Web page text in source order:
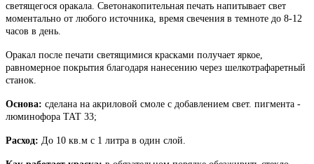
светящегося оракала. Светонакопительная печать напитывает свет
моментально от любого источника, время свечения в темноте до 8-12
часов в день.
Оракал после печати светящимися красками получает яркое,
равномерное покрытия благодаря нанесению через шелкотрафаретный
станок.
Основа: сделана на акриловой смоле с добавлением свет. пигмента -
люминофора ТАТ 33;
Расход: До 10 кв.м с 1 литра в один слой.